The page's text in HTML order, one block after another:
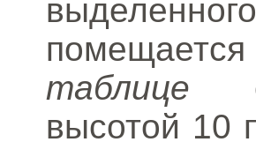
таблице
высотой 10